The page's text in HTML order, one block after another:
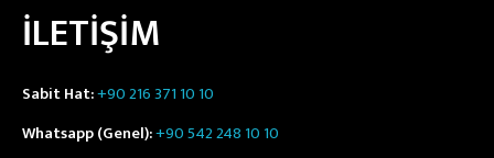
İLETİŞİM
Sabit Hat:+90 216 371 10 10
Whatsapp (Genel):+90 542 248 10 10